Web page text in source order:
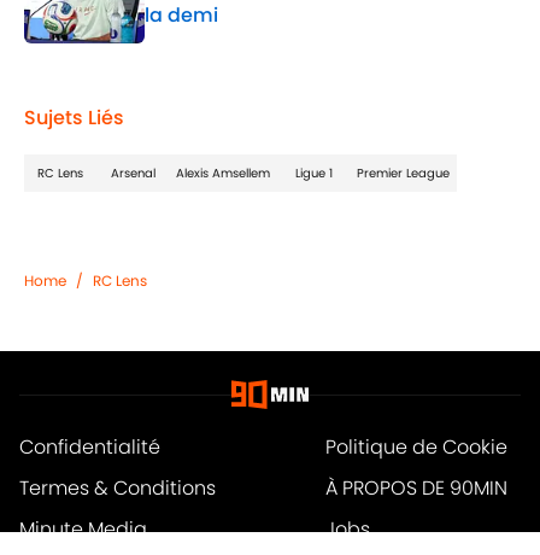
la demi
Published by on Invalid Date
Sujets Liés
RC Lens Arsenal Alexis Amsellem Ligue 1 Premier League
Home / RC Lens
Confidentialité
Politique de Cookie
Termes & Conditions
À PROPOS DE 90MIN
Minute Media
Jobs